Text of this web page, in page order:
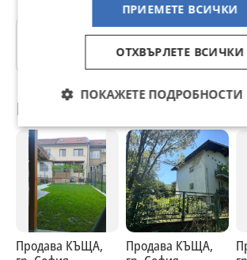
с. Мрамор
Препоръчани за теб
Продава КЪЩА,
Продава КЪЩА,
ПРИЕМЕТЕ ВСИЧКИ
ОТХВЪРЛЕТЕ ВСИЧКИ
ПОКАЖЕТЕ ПОДРОБНОСТИ